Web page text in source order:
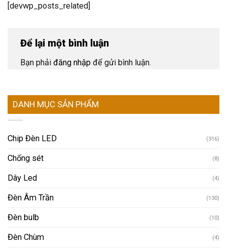
[devwp_posts_related]
Để lại một bình luận
Bạn phải đăng nhập để gửi bình luận.
DANH MỤC SẢN PHẨM
Chip Đèn LED (316)
Chống sét (8)
Dây Led (4)
Đèn Âm Trần (130)
Đèn bulb (10)
Đèn Chùm (4)